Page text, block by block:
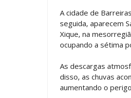
A cidade de
seguida, aparecem
Xique, na
ocupando a sétima
As descargas
disso, as chuvas
aumentando o